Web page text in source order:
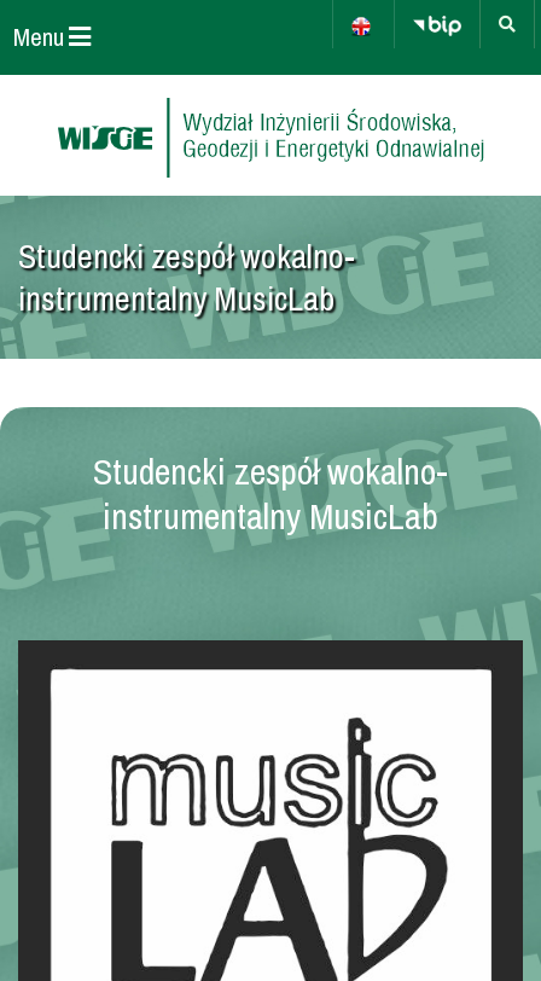
Menu
Studencki zespół wokalno-
instrumentalny MusicLab
Studencki zespół wokalno-
instrumentalny MusicLab